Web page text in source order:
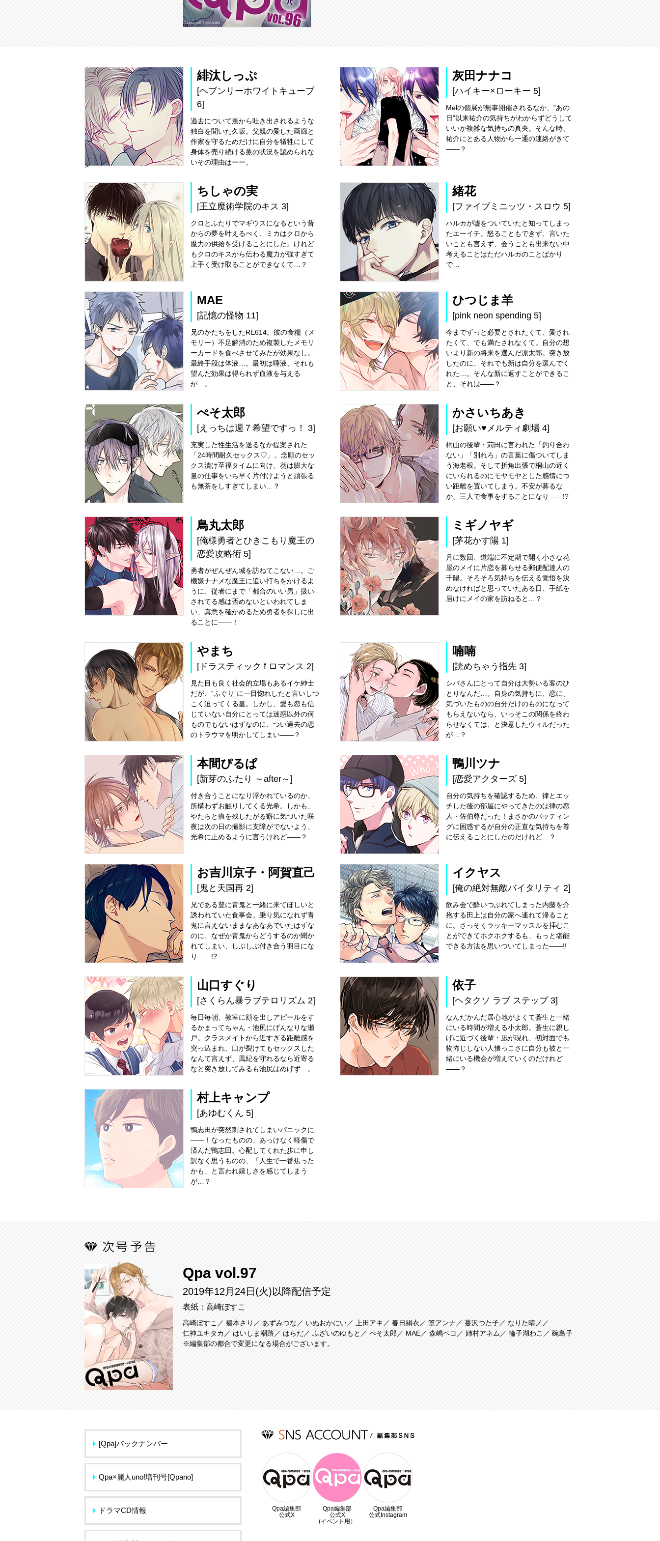
>
緋汰しっぷ
[ヘブンリーホワイトキューブ
6]
過去について薫から吐き出されるような
独白を聞いた久坂。父親の愛した画廊と
作家を守るためだけに自分を犠牲にして
身体を売り続ける薫の状況を認められな
いその理由はーー。
灰田ナナコ
[ハイキー×ローキー 5]
Melの個展が無事開催されるなか、”あの
日”以来祐介の気持ちがわからずどうして
いいか複雑な気持ちの真央。そんな時、
祐介にとある人物から一通の連絡がきて
――？
ちしゃの実
[王立魔術学院のキス 3]
クロとふたりでマギウスになるという昔
からの夢を叶えるべく、ミカはクロから
魔力の供給を受けることにした。けれど
もクロのキスから伝わる魔力が強すぎて
上手く受け取ることができなくて…？
緒花
[ファイブミニッツ・スロウ 5]
ハルカが嘘をついていたと知ってしまっ
たエーイチ。怒ることもできず、言いた
いことも言えず、会うことも出来ない中
考えることはただハルカのことばかり
で…
MAE
[記憶の怪物 11]
兄のかたちをしたRE614。彼の食糧（メ
モリー）不足解消のため複製したメモリ
ーカードを食べさせてみたが効果なし。
最終手段は体液…。最初は唾液、それも
望んだ効果は得られず血液を与える
が…。
ひつじま羊
[pink neon spending 5]
今までずっと必要とされたくて、愛され
たくて、でも満たされなくて。自分の想
いより新の将来を選んだ凛太郎。突き放
したのに、それでも新は自分を選んでく
れた…。そんな新に返すことができるこ
と、それは――？
ぺそ太郎
[えっちは週７希望ですっ！ 3]
充実した性生活を送るなか提案された
「24時間耐久セックス♡」。念願のセッ
クス漬け至福タイムに向け、葵は膨大な
量の仕事をいち早く片付けようと頑張る
も無茶をしすぎてしまい…？
かさいちあき
[お願い♥メルティ劇場 4]
桐山の後輩・苅田に言われた「釣り合わ
ない」「別れろ」の言葉に傷ついてしま
う海老根。そして折角出張で桐山の近く
にいられるのにモヤモヤとした感情につ
い距離を置いてしまう。不安が募るな
か、三人で食事をすることになり――!?
鳥丸太郎
[俺様勇者とひきこもり魔王の
恋愛攻略術 5]
勇者がぜんぜん城を訪ねてこない…。ご
機嫌ナナメな魔王に追い打ちをかけるよ
うに、従者にまで「都合のいい男」扱い
されてる感は否めないといわれてしま
い、真意を確かめるため勇者を探しに出
ることに――！
ミギノヤギ
[茅花かす陽 1]
月に数回、道端に不定期で開く小さな花
屋のメイに片恋を募らせる郵便配達人の
千陽。そろそろ気持ちを伝える覚悟を決
めなければと思っていたある日、手紙を
届けにメイの家を訪ねると…？
やまち
[ドラスティック f ロマンス 2]
見た目も良く社会的立場もあるイケ紳士
だが、“ふぐり”に一目惚れしたと言いしつ
こく迫ってくる皇。しかし、愛も恋も信
じていない自分にとっては迷惑以外の何
ものでもないはずなのに、つい過去の恋
のトラウマを明かしてしまい――？
喃喃
[読めちゃう指先 3]
シバさんにとって自分は大勢いる客のひ
とりなんだ…。自身の気持ちに、恋に、
気づいたものの自分だけのものになって
もらえないなら、いっそこの関係を終わ
らせなくては、と決意したウィルだった
が…？
本間ぴるぱ
[新芽のふたり ～after～]
付き合うことになり浮かれているのか、
所構わずお触りしてくる光希。しかも、
やたらと痕を残したがる癖に気づいた咲
夜は次の日の撮影に支障がでないよう、
光希に止めるように言うけれど――？
鴨川ツナ
[恋愛アクターズ 5]
自分の気持ちを確認するため、律とエッ
チした後の部屋にやってきたのは律の恋
人・佐伯尊だった！まさかのバッティン
グに困惑するが自分の正直な気持ちを尊
に伝えることにしたのだけれど…？
お吉川京子・阿賀直己
[鬼と天国再 2]
兄である豊に青鬼と一緒に来てほしいと
誘われていた食事会。乗り気になれず青
鬼に言えないままなあなあでいたはずな
のに、なぜか青鬼からどうするのか聞か
れてしまい、しぶしぶ付き合う羽目にな
り――!?
イクヤス
[俺の絶対無敵バイタリティ 2]
飲み会で酔いつぶれてしまった内藤を介
抱する田上は自分の家へ連れて帰ること
に。さっそくラッキーマッスルを拝むこ
とができてホクホクするも、もっと堪能
できる方法を思いついてしまった――!!
山口すぐり
[さくらん暴ラブテロリズム 2]
毎日毎朝、教室に顔を出しアピールをす
るかまってちゃん・池尻にげんなりな瀬
戸。クラスメイトから近すぎる距離感を
突っ込まれ、口が裂けてもセックスした
なんて言えず、風紀を守れるなら近寄る
なと突き放してみるも池尻はめげず…。
依子
[ヘタクソ ラブ ステップ 3]
なんだかんだ居心地がよくて蒼生と一緒
にいる時間が増える小太郎。蒼生に親し
げに近づく後輩・凪が現れ、初対面でも
物怖じしない人懐っこさに自分も彼と一
緒にいる機会が増えていくのだけれど
――？
村上キャンプ
[あゆむくん 5]
鴨志田が突然刺されてしまいパニックに
――！なったものの、あっけなく軽傷で
済んだ鴨志田。心配してくれた歩に申し
訳なく思うものの、「人生で一番焦った
かも」と言われ嬉しさを感じてしまう
が…？
Qpa vol.97
2019年12月24日(火)以降配信予定
表紙：高崎ぼすこ
高崎ぼすこ 碧本さり あずみつな いぬおかにい 上田アキ 春日絹衣 篁アンナ 蔓沢つた子
なりた晴ノ
仁神ユキタカ
はいしま潮路 はらだ ふざいのゆもと ぺそ太郎 MAE 森嶋ペコ 姉村アネム 輪子湖わこ
碗島子
※編集部の都合で変更になる場合がございます。
[Qpa]バックナンバー
Qpa×麗人uno!増刊号[Qpano]
ドラマCD情報
Qpa編集部
公式X
Qpa編集部
公式X
(イベント用）
Qpa編集部
公式Instagram